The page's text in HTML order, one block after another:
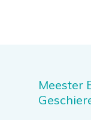
Meester